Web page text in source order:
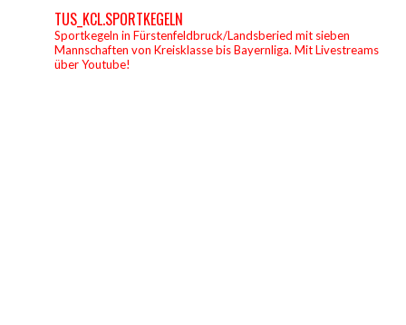
TUS_KCL.SPORTKEGELN
Sportkegeln in Fürstenfeldbruck/Landsberied mit sieben
Mannschaften von Kreisklasse bis Bayernliga. Mit Livestreams
über Youtube!